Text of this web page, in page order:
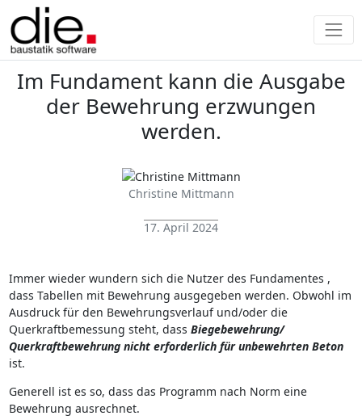
Im Fundament kann die Ausgabe
der Bewehrung erzwungen
werden.
Christine Mittmann
17. April 2024
Immer wieder wundern sich die Nutzer des Fundamentes ,
dass Tabellen mit Bewehrung ausgegeben werden. Obwohl im
Ausdruck für den Bewehrungsverlauf und/oder die
Querkraftbemessung steht, dass Biegebewehrung/
Querkraftbewehrung nicht erforderlich für unbewehrten Beton
ist.
Generell ist es so, dass das Programm nach Norm eine
Bewehrung ausrechnet.